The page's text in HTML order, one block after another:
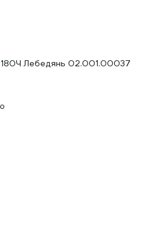
Лебедянь 02.001.00037